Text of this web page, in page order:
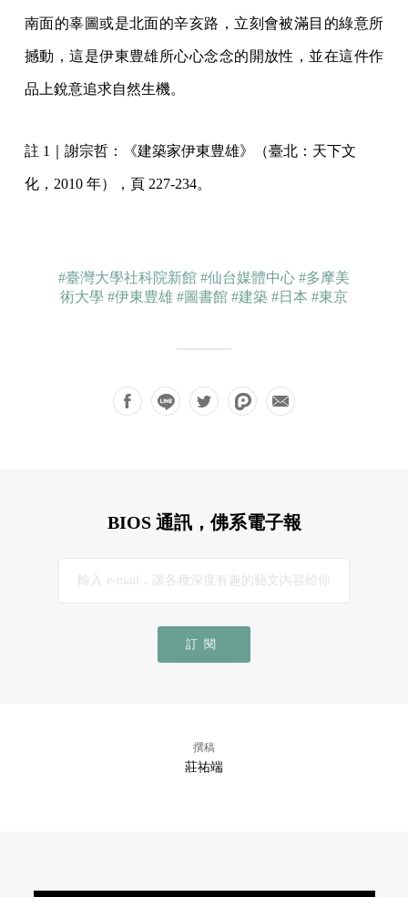
南面的辜圖或是北面的辛亥路，立刻會被滿目的綠意所
撼動，這是伊東豊雄所心心念念的開放性，並在這件作
品上銳意追求自然生機。
註 1｜謝宗哲：《建築家伊東豊雄》（臺北：天下文
化，2010 年），頁 227-234。
#臺灣大學社科院新館 #仙台媒體中心 #多摩美
術大學 #伊東豊雄 #圖書館 #建築 #日本 #東京
BIOS 通訊，佛系電子報
訂閱
撰稿
莊祐端